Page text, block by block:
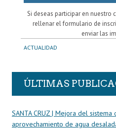
Si deseas participar en nuestro
rellenar el formulario de
enviar las
ACTUALIDAD
ÚLTIMAS
SANTA CRUZ | Mejora del
aprovechamiento de agua